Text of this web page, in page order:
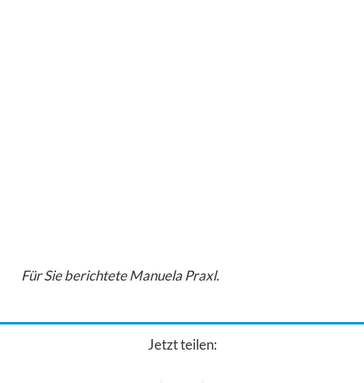
Für Sie berichtete Manuela Praxl.
Jetzt teilen: